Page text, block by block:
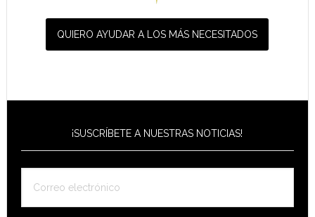
QUIERO AYUDAR A LOS MÁS NECESITADOS
¡SUSCRÍBETE A NUESTRAS NOTICIAS!